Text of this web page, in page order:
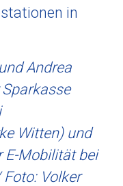
in
Andrea
Witten) und
E-Mobilität bei
Volker